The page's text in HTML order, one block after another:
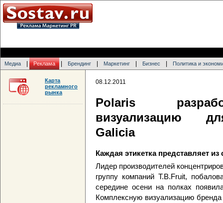
Медиа Реклама Брендинг Маркетинг Бизнес Политика и
08.12.2011
Polaris
визуализацию
Galicia
Каждая этикетка представляет
Лидер производителей
группу компаний T.B.Fruit,
середине осени на полках
Комплексную визуализацию
Карта
рекламного
рынка